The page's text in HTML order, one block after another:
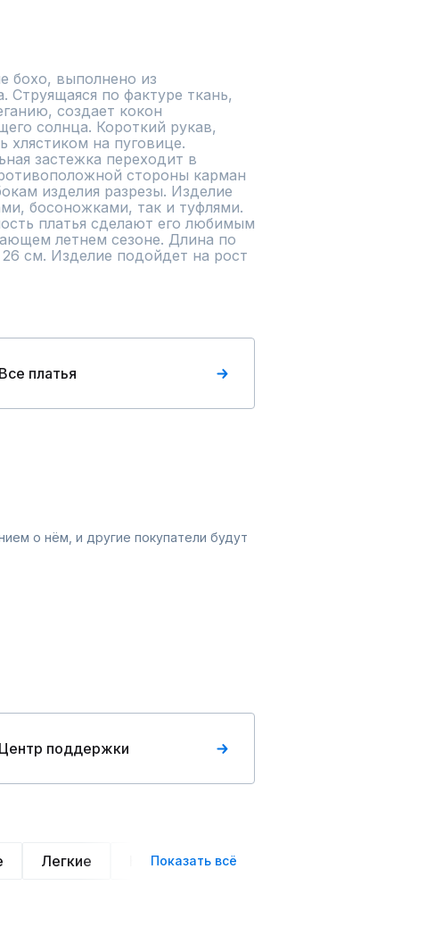
бохо, выполнено из
Струящаяся по фактуре ткань,
создает кокон
солнца. Короткий рукав,
хлястиком на пуговице.
застежка переходит в
стороны карман
изделия разрезы. Изделие
босоножками, так и туфлями.
платья сделают его любимым
летнем сезоне. Длина по
см. Изделие подойдет на рост
Все платья
о нём, и другие покупатели будут
Центр поддержки
Легкие Нарядные
Показать всё